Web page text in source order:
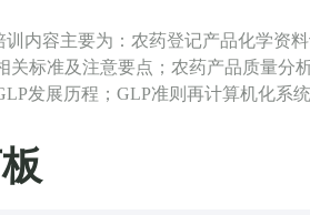
训内容主要为：农药登记产品化学资
关标准及注意要点；农药产品质量分
发展历程； GLP准则再计算机化系